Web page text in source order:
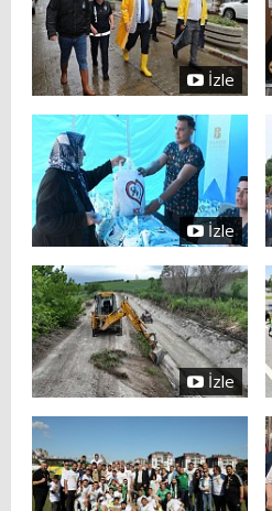
İzle
İzle
İzle